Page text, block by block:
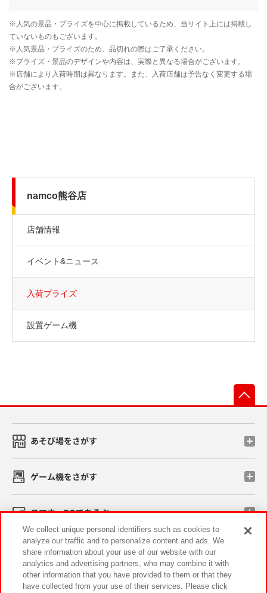
namco熊谷店
店舗情報
イベント&ニュース
入荷プライズ
設置ゲーム機
あそび場をさがす
ゲーム機をさがす
スマホ・PCであそぶ
イベント・キャンペーン
We collect unique personal identifiers such as cookies to
analyze our traffic and to personalize content and ads. We
share information about your use of our website with our
analytics and advertising partners, who may combine it with
other information that you have provided to them or that they
have collected from your use of their services. Please click